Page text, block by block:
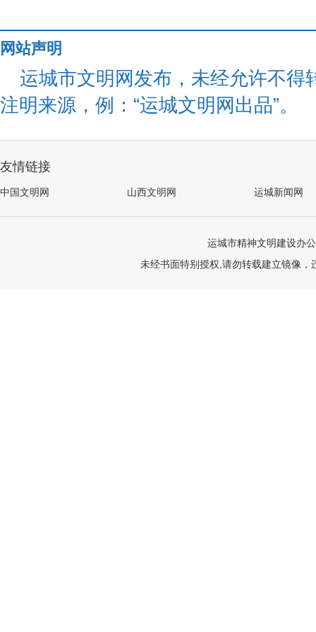
网站声明
运城市文明网发布，未经允许不得
注明来源，例：“运城文明网出品”。
友情链接
中国文明网 山西文明网 运城新闻网
运城市精神文明建设办
未经书面特别授权,请勿转载建立镜像